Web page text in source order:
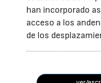
han incorporado
acceso a los
de los